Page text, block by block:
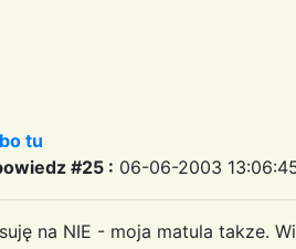
tu
#25 : 06-06-2003
na NIE - moja matula takze.